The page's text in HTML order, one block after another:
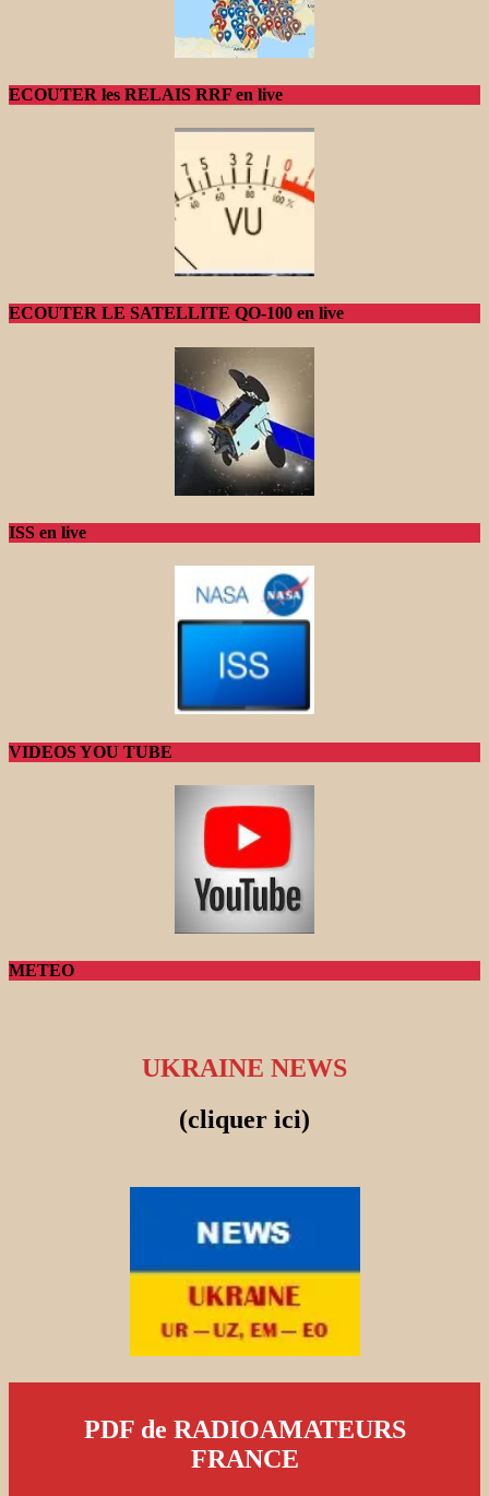
ECOUTER les RELAIS RRF en live
ECOUTER LE SATELLITE QO-100 en live
ISS en live
VIDEOS YOU TUBE
METEO
UKRAINE NEWS
(cliquer ici)
PDF de RADIOAMATEURS
FRANCE